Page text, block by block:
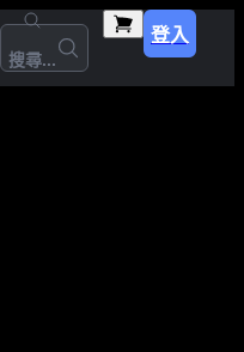
搜尋...
登入